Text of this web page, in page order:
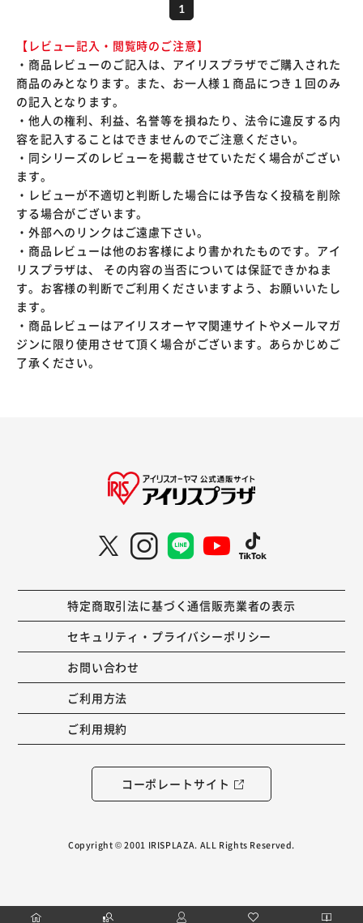
1
【レビュー記入・閲覧時のご注意】
・商品レビューのご記入は、アイリスプラザでご購入された
商品のみとなります。また、お一人様１商品につき１回のみ
の記入となります。
・他人の権利、利益、名誉等を損ねたり、法令に違反する内
容を記入することはできませんのでご注意ください。
・同シリーズのレビューを掲載させていただく場合がござい
ます。
・レビューが不適切と判断した場合には予告なく投稿を削除
する場合がございます。
・外部へのリンクはご遠慮下さい。
・商品レビューは他のお客様により書かれたものです。アイ
リスプラザは、 その内容の当否については保証できかねま
す。お客様の判断でご利用くださいますよう、お願いいたし
ます。
・商品レビューはアイリスオーヤマ関連サイトやメールマガ
ジンに限り使用させて頂く場合がございます。あらかじめご
了承ください。
特定商取引法に基づく通信販売業者の表示
セキュリティ・プライバシーポリシー
お問い合わせ
ご利用方法
ご利用規約
コーポレートサイト
Copyright © 2001 IRISPLAZA. ALL Rights Reserved.